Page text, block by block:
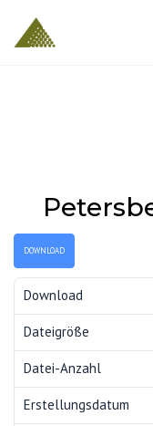
DOWNLOAD
Download
Dateigröße
Datei-Anzahl
Erstellungsdatum